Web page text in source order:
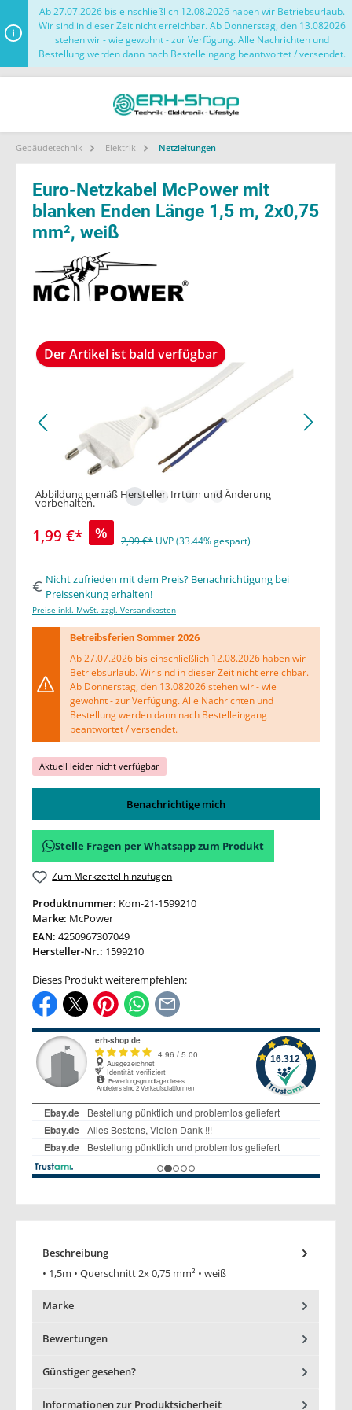
Ab 27.07.2026 bis einschließlich 12.08.2026 haben wir Betriebsurlaub.
Wir sind in dieser Zeit nicht erreichbar. Ab Donnerstag, den 13.082026
stehen wir - wie gewohnt - zur Verfügung. Alle Nachrichten und
Bestellung werden dann nach Bestelleingang beantwortet / versendet.
Gebäudetechnik Elektrik Netzleitungen
Euro-Netzkabel McPower mit
blanken Enden Länge 1,5 m, 2x0,75
mm², weiß
Der Artikel ist bald verfügbar
Abbildung gemäß Hersteller. Irrtum und Änderung
vorbehalten.
1,99 €* % 2,99 €* UVP (33.44% gespart)
Nicht zufrieden mit dem Preis? Benachrichtigung bei
Preissenkung erhalten!
Preise inkl. MwSt. zzgl. Versandkosten
Betreibsferien Sommer 2026
Ab 27.07.2026 bis einschließlich 12.08.2026 haben wir
Betriebsurlaub. Wir sind in dieser Zeit nicht erreichbar.
Ab Donnerstag, den 13.082026 stehen wir - wie
gewohnt - zur Verfügung. Alle Nachrichten und
Bestellung werden dann nach Bestelleingang
beantwortet / versendet.
Aktuell leider nicht verfügbar
Benachrichtige mich
Stelle Fragen per Whatsapp zum Produkt
Zum Merkzettel hinzufügen
Produktnummer: Kom-21-1599210
Marke: McPower
EAN: 4250967307049
Hersteller-Nr.: 1599210
Dieses Produkt weiterempfehlen:
Beschreibung
• 1,5m • Querschnitt 2x 0,75 mm² • weiß
Marke
Bewertungen
Günstiger gesehen?
Informationen zur Produktsicherheit